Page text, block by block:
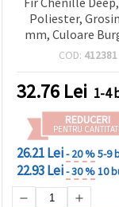
Poliester,
mm, Culoare
~240 g, 25 m –
Croșetat &
Decorative
COD: 412381
32.76 Lei 1-4
REDUCERI
PENTRU
26.21 Lei- 20 %5-9
22.93 Lei- 30 %10